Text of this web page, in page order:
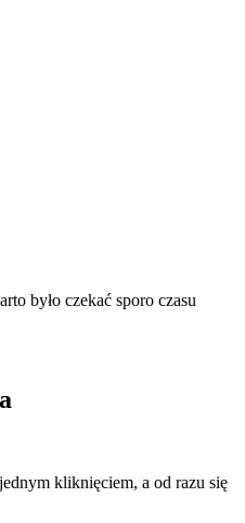
było czekać sporo czasu
kliknięciem, a od razu się